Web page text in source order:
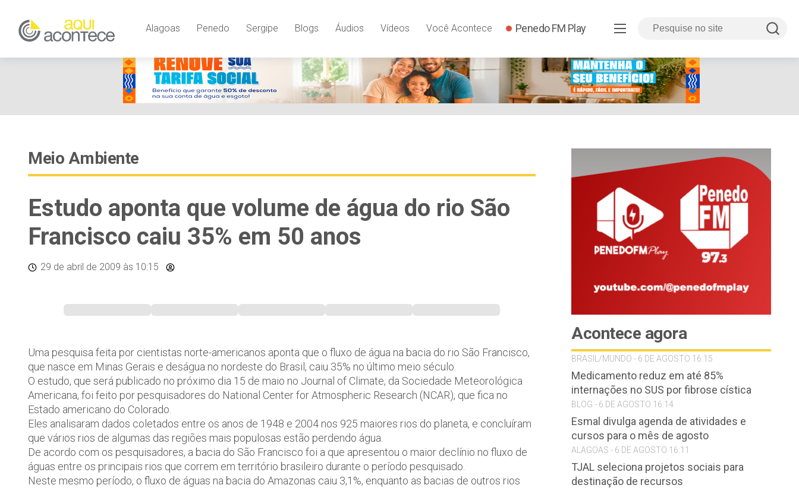
Alagoas Penedo Sergipe Blogs Áudios Vídeos Você Acontece Penedo FM Play
Meio Ambiente
Estudo aponta que volume de água do rio São
Francisco caiu 35% em 50 anos
29 de abril de 2009 às 10:15
Uma pesquisa feita por cientistas norte-americanos aponta que o fluxo de água na bacia do rio São Francisco,
que nasce em Minas Gerais e deságua no nordeste do Brasil, caiu 35% no último meio século.
O estudo, que será publicado no próximo dia 15 de maio no Journal of Climate, da Sociedade Meteorológica
Americana, foi feito por pesquisadores do National Center for Atmospheric Research (NCAR), que fica no
Estado americano do Colorado.
Eles analisaram dados coletados entre os anos de 1948 e 2004 nos 925 maiores rios do planeta, e concluíram
que vários rios de algumas das regiões mais populosas estão perdendo água.
De acordo com os pesquisadores, a bacia do São Francisco foi a que apresentou o maior declínio no fluxo de
águas entre os principais rios que correm em território brasileiro durante o período pesquisado.
Neste mesmo período, o fluxo de águas na bacia do Amazonas caiu 3,1%, enquanto as bacias de outros rios
Acontece agora
BRASIL/MUNDO - 6 DE AGOSTO 16:15
Medicamento reduz em até 85%
internações no SUS por fibrose cística
BLOG - 6 DE AGOSTO 16:14
Esmal divulga agenda de atividades e
cursos para o mês de agosto
ALAGOAS - 6 DE AGOSTO 16:11
TJAL seleciona projetos sociais para
destinação de recursos